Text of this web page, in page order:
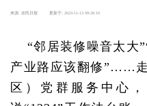
来源: 农民日报 更新于: 2023-11-13 09:20:10
“邻居装修噪音太大
产业路应该翻修”……
区）党群服务中心